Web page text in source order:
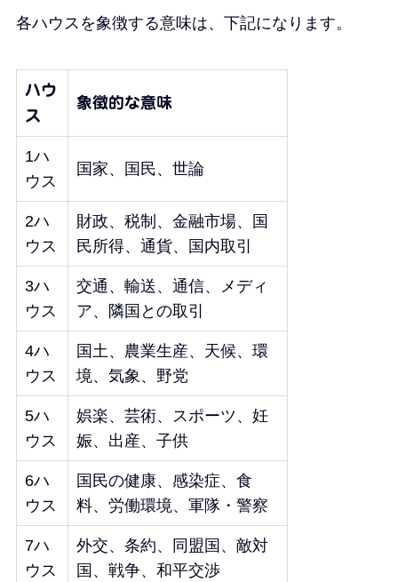
各ハウスを象徴する意味は、下記になります。
ハウ
ス
象徴的な意味
1ハ
ウス
国家、国民、世論
2ハ
ウス
財政、税制、金融市場、国
民所得、通貨、国内取引
3ハ
ウス
交通、輸送、通信、メディ
ア、隣国との取引
4ハ
ウス
国土、農業生産、天候、環
境、気象、野党
5ハ
ウス
娯楽、芸術、スポーツ、妊
娠、出産、子供
6ハ
ウス
国民の健康、感染症、食
料、労働環境、軍隊・警察
7ハ
ウス
外交、条約、同盟国、敵対
国、戦争、和平交渉